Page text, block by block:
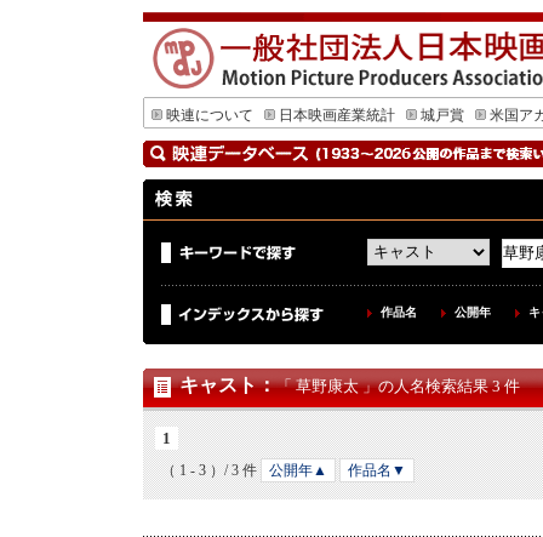
映連について 日本映画産業統計 城戸賞 米国ア
作品名 公開年
キャスト：「 草野康太 」の人名検索結果 3 件
1
（ 1 - 3 ）/ 3 件 公開年▲ 作品名▼